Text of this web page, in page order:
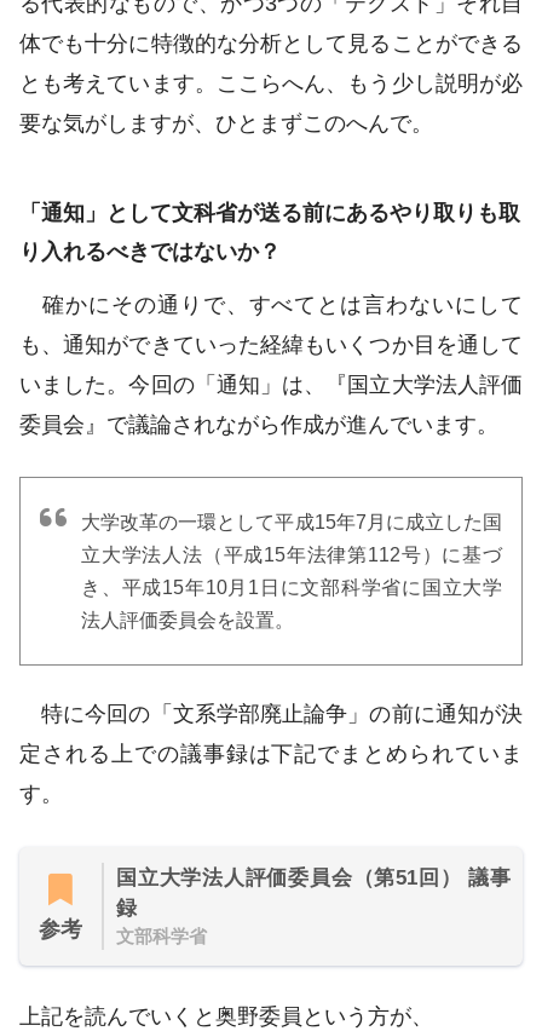
体でも十分に特徴的な分析として見ることができる
とも考えています。ここらへん、もう少し説明が必
要な気がしますが、ひとまずこのへんで。
「通知」として文科省が送る前にあるやり取りも取
り入れるべきではないか？
確かにその通りで、すべてとは言わないにして
も、通知ができていった経緯もいくつか目を通して
いました。今回の「通知」は、『国立大学法人評価
委員会』で議論されながら作成が進んでいます。
大学改革の一環として平成15年7月に成立した国
立大学法人法（平成15年法律第112号）に基づ
き、平成15年10月1日に文部科学省に国立大学
法人評価委員会を設置。
特に今回の「文系学部廃止論争」の前に通知が決
定される上での議事録は下記でまとめられていま
す。
参考
国立大学法人評価委員会（第51回） 議事
録
文部科学省
上記を読んでいくと奥野委員という方が、